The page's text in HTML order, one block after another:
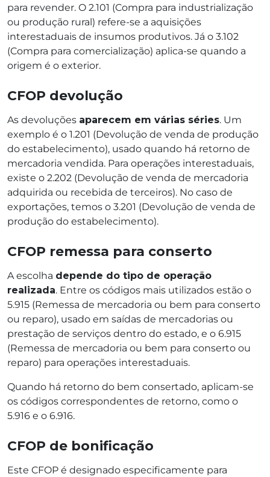
para revender. O 2.101 (Compra para industrialização
ou produção rural) refere-se a aquisições
interestaduais de insumos produtivos. Já o 3.102
(Compra para comercialização) aplica-se quando a
origem é o exterior.
CFOP devolução
As devoluções aparecem em várias séries. Um
exemplo é o 1.201 (Devolução de venda de produção
do estabelecimento), usado quando há retorno de
mercadoria vendida. Para operações interestaduais,
existe o 2.202 (Devolução de venda de mercadoria
adquirida ou recebida de terceiros). No caso de
exportações, temos o 3.201 (Devolução de venda de
produção do estabelecimento).
CFOP remessa para conserto
A escolha depende do tipo de operação
realizada. Entre os códigos mais utilizados estão o
5.915 (Remessa de mercadoria ou bem para conserto
ou reparo), usado em saídas de mercadorias ou
prestação de serviços dentro do estado, e o 6.915
(Remessa de mercadoria ou bem para conserto ou
reparo) para operações interestaduais.
Quando há retorno do bem consertado, aplicam-se
os códigos correspondentes de retorno, como o
5.916 e o 6.916.
CFOP de bonificação
Este CFOP é designado especificamente para